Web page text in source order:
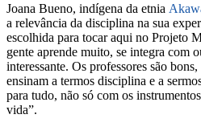
Joana Bueno, indígena da etnia
a relevância da disciplina na sua
escolhida para tocar aqui no Projeto
gente aprende muito, se integra com
interessante. Os professores são
ensinam a termos disciplina e a
para tudo, não só com os
vida”.